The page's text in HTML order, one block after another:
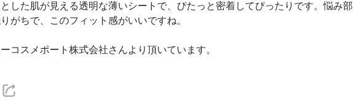
した肌が見える透明な薄いシートで、ぴたっと密着してぴったりです。悩み部
がちで、このフィット感がいいですね。
コスメポート株式会社さんより頂いています。